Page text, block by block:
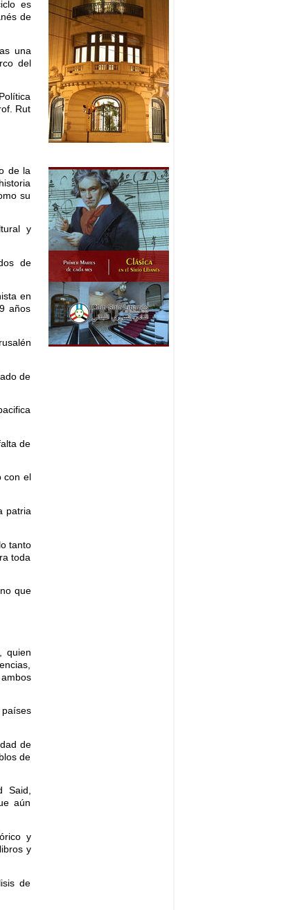
es
de
una
del
Rut
de la
su
y
de
en
años
de
de
con el
patria
tanto
toda
que
quien
de
de
Said,
aún
y
y
de